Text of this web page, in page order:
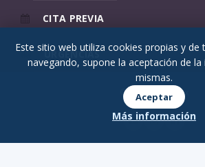
CITA PREVIA
URGENCIAS
© 2026 Psicodex
Este sitio web utiliza cookies propias y de
navegando, supone la aceptación de la
mismas.
Aceptar
Más información